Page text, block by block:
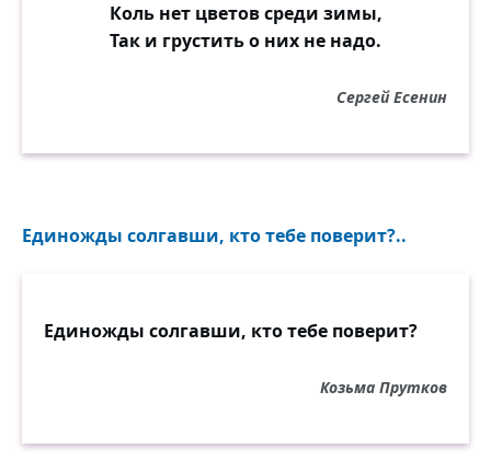
Коль нет цветов среди зимы,
Так и грустить о них не надо.
Сергей Есенин
Единожды солгавши, кто тебе поверит?..
Единожды солгавши, кто тебе поверит?
Козьма Прутков